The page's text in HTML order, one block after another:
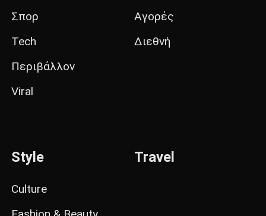
Σπορ
Tech
Περιβάλλον
Viral
Αγορές
Διεθνή
Style
Culture
Travel